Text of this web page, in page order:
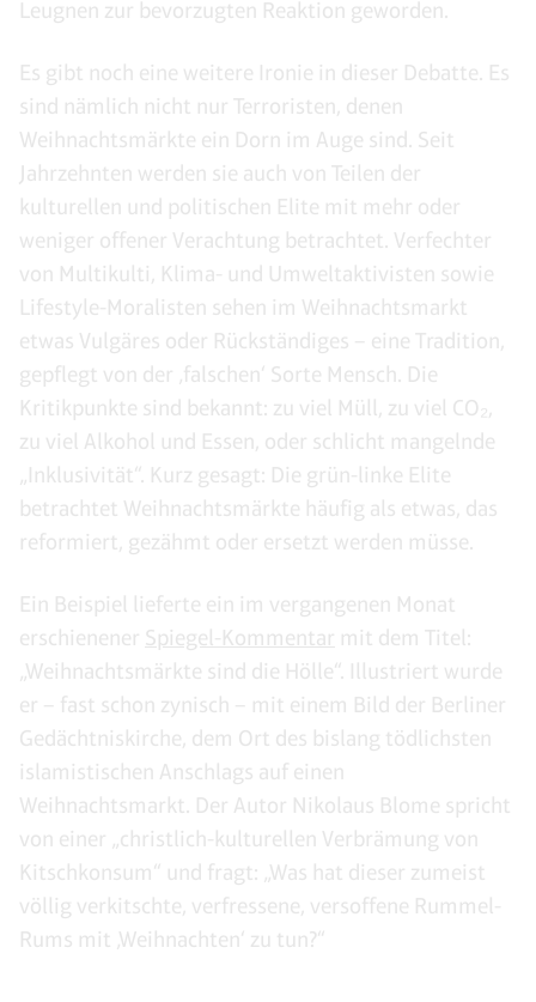
Leugnen zur bevorzugten Reaktion geworden.
Es gibt noch eine weitere Ironie in dieser Debatte. Es
sind nämlich nicht nur Terroristen, denen
Weihnachtsmärkte ein Dorn im Auge sind. Seit
Jahrzehnten werden sie auch von Teilen der
kulturellen und politischen Elite mit mehr oder
weniger offener Verachtung betrachtet. Verfechter
von Multikulti, Klima- und Umweltaktivisten sowie
Lifestyle-Moralisten sehen im Weihnachtsmarkt
etwas Vulgäres oder Rückständiges – eine Tradition,
gepflegt von der ‚falschen‘ Sorte Mensch. Die
Kritikpunkte sind bekannt: zu viel Müll, zu viel CO₂,
zu viel Alkohol und Essen, oder schlicht mangelnde
„Inklusivität“. Kurz gesagt: Die grün-linke Elite
betrachtet Weihnachtsmärkte häufig als etwas, das
reformiert, gezähmt oder ersetzt werden müsse.
Ein Beispiel lieferte ein im vergangenen Monat
erschienener Spiegel-Kommentar mit dem Titel:
„Weihnachtsmärkte sind die Hölle“. Illustriert wurde
er – fast schon zynisch – mit einem Bild der Berliner
Gedächtniskirche, dem Ort des bislang tödlichsten
islamistischen Anschlags auf einen
Weihnachtsmarkt. Der Autor Nikolaus Blome spricht
von einer „christlich-kulturellen Verbrämung von
Kitschkonsum“ und fragt: „Was hat dieser zumeist
völlig verkitschte, verfressene, versoffene Rummel-
Rums mit ‚Weihnachten‘ zu tun?“